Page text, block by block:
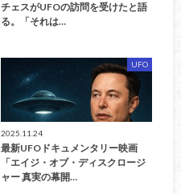
チェスがUFOの訪問を受けたと語
る。「それは…
UFO
2025.11.24
最新UFOドキュメンタリー映画
「エイジ・オブ・ディスクロージ
ャー 真実の幕開…